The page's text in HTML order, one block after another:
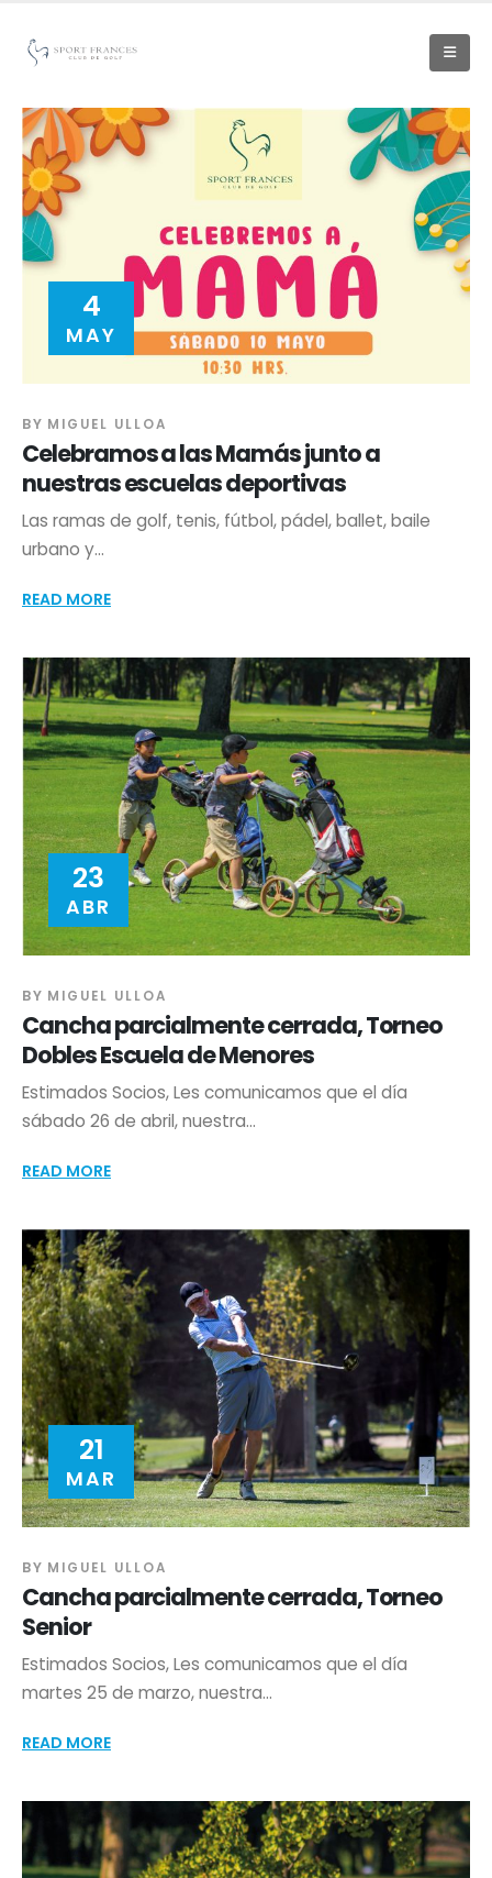
4
MAY
BY MIGUEL ULLOA
Celebramos a las Mamás junto a
nuestras escuelas deportivas
Las ramas de golf, tenis, fútbol, pádel, ballet, baile
urbano y...
READ MORE
23
ABR
BY MIGUEL ULLOA
Cancha parcialmente cerrada, Torneo
Dobles Escuela de Menores
Estimados Socios, Les comunicamos que el día
sábado 26 de abril, nuestra...
READ MORE
21
MAR
BY MIGUEL ULLOA
Cancha parcialmente cerrada, Torneo
Senior
Estimados Socios, Les comunicamos que el día
martes 25 de marzo, nuestra...
READ MORE